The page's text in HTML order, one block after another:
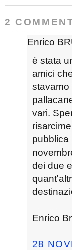
2
Enrico
è stata
amici
stavamo
vari.
pubblica
dei due
Enrico
28